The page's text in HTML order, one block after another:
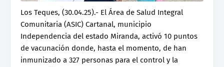
Los Teques, (30.04.25).- El Área de Salud Integral
Comunitaria (ASIC) Cartanal, municipio
Independencia del estado Miranda, activó 10 puntos
de vacunación donde, hasta el momento, de han
inmunizado a 327 personas para el control y la